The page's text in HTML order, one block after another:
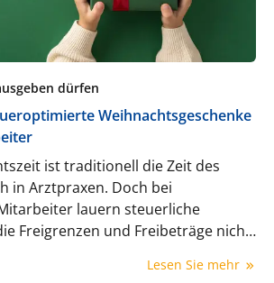
dürfen
Weihnachtsgeschenke
ist traditionell die Zeit des
in Arztpraxen. Doch bei
lauern steuerliche
Freigrenzen und Freibeträge nicht
Lesen Sie mehr